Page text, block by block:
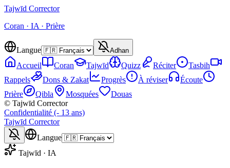
Tajwīd Corrector
Coran · IA · Prière
Langue Adhan
Accueil Coran Tajwīd Quizz Réciter
Tasbih
Rappels
Dons & Zakat Progrès À réviser
Écoute
Prière
Qibla Mosquées
Douas
© Tajwīd Corrector
Confidentialité (- 13 ans)
Tajwīd Corrector
Langue
Tajwīd · IA